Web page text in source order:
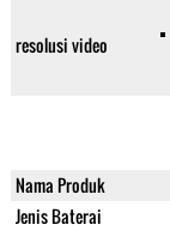
resolusi video
Nama Produk
Jenis Baterai